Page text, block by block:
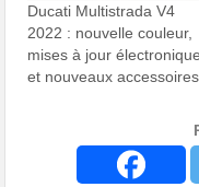
Ducati Multistrada V4
2022 : nouvelle couleur,
mises à jour
et nouveaux accessoires